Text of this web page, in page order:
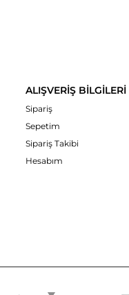
ALIŞVERİŞ BİLGİLERİ
Sipariş
Sepetim
Sipariş Takibi
Hesabım